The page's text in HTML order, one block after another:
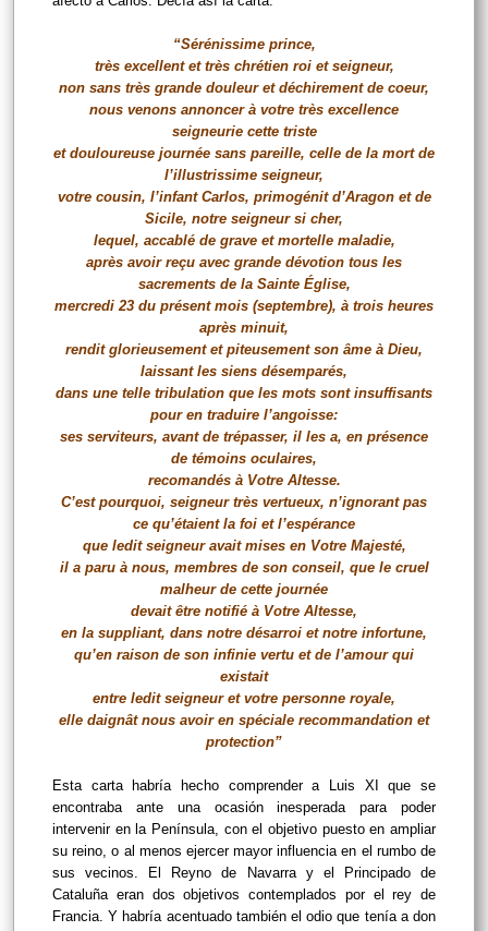
“Sérénissime prince,
très excellent et très chrétien roi et seigneur,
non sans très grande douleur et déchirement de coeur,
nous venons annoncer à votre très excellence
seigneurie cette triste
et douloureuse journée sans pareille, celle de la mort de
l’illustrissime seigneur,
votre cousin, l’infant Carlos, primogénit d’Aragon et de
Sicile, notre seigneur si cher,
lequel, accablé de grave et mortelle maladie,
après avoir reçu avec grande dévotion tous les
sacrements de la Sainte Église,
mercredi 23 du présent mois (septembre), à trois heures
après minuit,
rendit glorieusement et piteusement son âme à Dieu,
laissant les siens désemparés,
dans une telle tribulation que les mots sont insuffisants
pour en traduire l’angoisse:
ses serviteurs, avant de trépasser, il les a, en présence
de témoins oculaires,
recomandés à Votre Altesse.
C’est pourquoi, seigneur très vertueux, n’ignorant pas
ce qu’étaient la foi et l’espérance
que ledit seigneur avait mises en Votre Majesté,
il a paru à nous, membres de son conseil, que le cruel
malheur de cette journée
devait être notifié à Votre Altesse,
en la suppliant, dans notre désarroi et notre infortune,
qu’en raison de son infinie vertu et de l’amour qui
existait
entre ledit seigneur et votre personne royale,
elle daignât nous avoir en spéciale recommandation et
protection”
Esta carta habría hecho comprender a Luis XI que se
encontraba ante una ocasión inesperada para poder
intervenir en la Península, con el objetivo puesto en ampliar
su reino, o al menos ejercer mayor influencia en el rumbo de
sus vecinos. El Reyno de Navarra y el Principado de
Cataluña eran dos objetivos contemplados por el rey de
Francia. Y habría acentuado también el odio que tenía a don